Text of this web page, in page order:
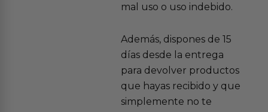
mal uso o uso indebido.
Además, dispones de 15
días desde la entrega
para devolver productos
que hayas recibido y que
simplemente no te